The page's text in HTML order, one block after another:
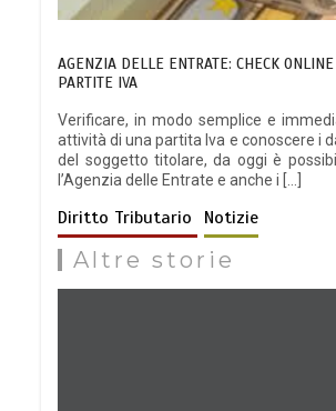
AGENZIA DELLE ENTRATE: CHECK
PARTITE IVA
Verificare, in modo semplice e
attività di una partita Iva e conoscere i
del soggetto titolare, da oggi è
l’Agenzia delle Entrate e anche i […]
Diritto Tributario Notizie
Altre storie